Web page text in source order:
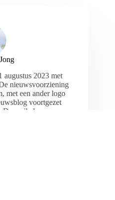
augustus 2023 met
nieuwsvoorziening
met een ander logo
voortgezet
mailadressen